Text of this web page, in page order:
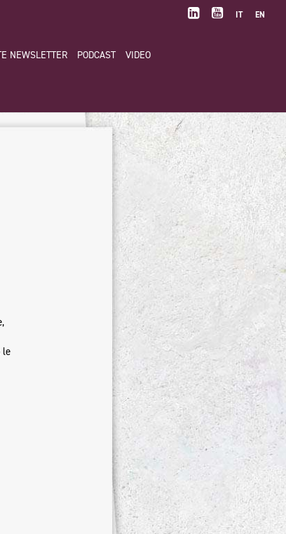
IT EN
NEWSLETTER PODCAST VIDEO
le